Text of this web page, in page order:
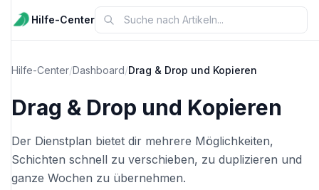
Hilfe-Center
Hilfe-Center/Dashboard/Drag & Drop und Kopieren
Drag & Drop und Kopieren
Der Dienstplan bietet dir mehrere Möglichkeiten,
Schichten schnell zu verschieben, zu duplizieren und
ganze Wochen zu übernehmen.